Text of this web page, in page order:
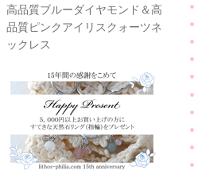
高品質ブルーダイヤモンド＆高
品質ピンクアイリスクォーツネ
ックレス